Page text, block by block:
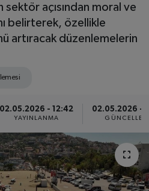
sektör açısından moral ve
belirterek, özellikle
artıracak düzenlemelerin
02.05.2026 - 12:42
YAYINLANMA
02.05.2026 -